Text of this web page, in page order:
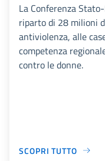
La Conferenza
riparto di 28 milioni
antiviolenza, alle
competenza
contro le donne.
SCOPRI TUTTO